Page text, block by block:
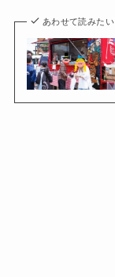
あわせて読みたい